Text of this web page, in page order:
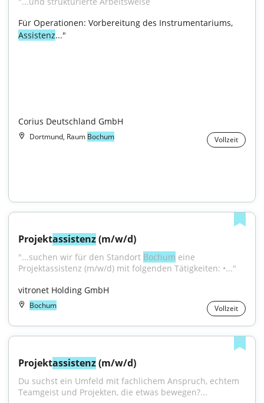
Assistenz..."
Corius Deutschland GmbH
Dortmund, Raum Bochum Vollzeit
Projektassistenz (m/w/d)
"...suchen wir für den Standort Bochum eine
Projektassistenz (m/w/d) mit folgenden Tätigkeiten: •..."
vitronet Holding GmbH
Bochum Vollzeit
Projektassistenz (m/w/d)
Du suchst ein Umfeld mit fachlichem Anspruch, echtem
Teamgeist und Projekten, die etwas bewegen?...